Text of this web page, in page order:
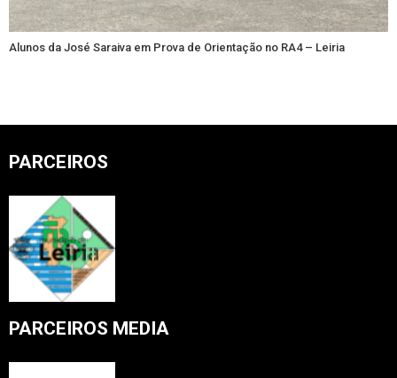
Alunos da José Saraiva em Prova de Orientação no RA4 – Leiria
PARCEIROS
PARCEIROS MEDIA